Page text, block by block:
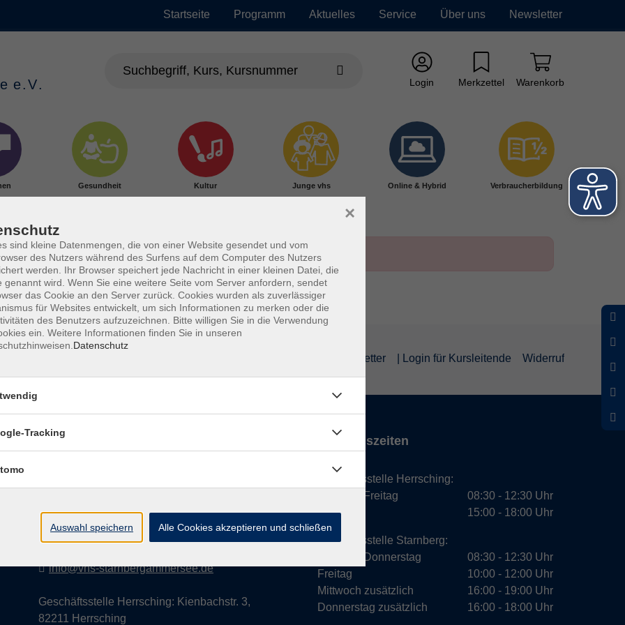
Startseite Programm Aktuelles Service Über uns Newsletter
Login Merkzettel Warenkorb
Gesundheit Kultur Junge vhs Online & Hybrid Verbraucherbildung
Newsletter | Login für Kursleitende Widerruf
Kontakt
Geschäftsstelle Starnberg: Bahnhofplatz 14,
info@vhs-starnbergammersee.de
Geschäftsstelle Herrsching: Kienbachstr. 3,
82211 Herrsching
Öffnungszeiten
Geschäftsstelle Herrsching:
Montag - Freitag
Dienstag
08:30 - 12:30 Uhr
15:00 - 18:00 Uhr
Geschäftsstelle Starnberg:
Montag - Donnerstag
Freitag
Mittwoch zusätzlich
Donnerstag zusätzlich
08:30 - 12:30 Uhr
10:00 - 12:00 Uhr
16:00 - 19:00 Uhr
16:00 - 18:00 Uhr
sind kleine Datenmengen, die von einer Website gesendet und vom
des Nutzers während des Surfens auf dem Computer des Nutzers
werden. Ihr Browser speichert jede Nachricht in einer kleinen Datei, die
genannt wird. Wenn Sie eine weitere Seite vom Server anfordern, sendet
das Cookie an den Server zurück. Cookies wurden als zuverlässiger
für Websites entwickelt, um sich Informationen zu merken oder die
des Benutzers aufzuzeichnen. Bitte willigen Sie in die Verwendung
ein. Weitere Informationen finden Sie in unseren
Datenschutz
×
Tracking
Auswahl speichern Alle Cookies akzeptieren und schließen